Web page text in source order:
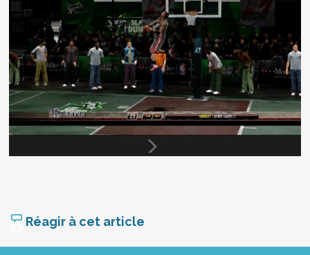
Réagir à cet article